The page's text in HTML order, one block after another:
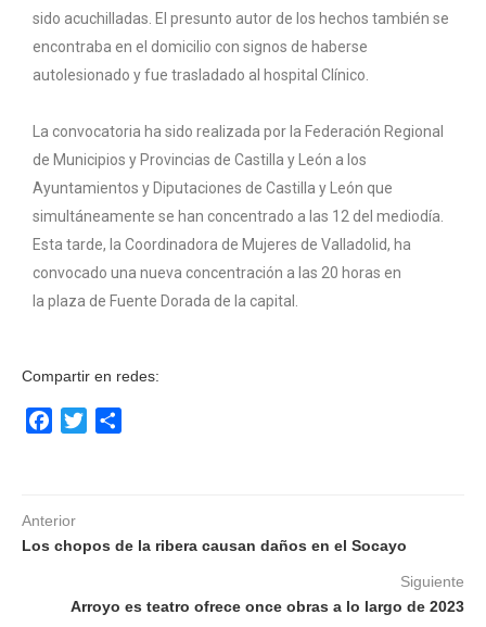
sido acuchilladas. El presunto autor de los hechos también se
encontraba en el domicilio con signos de haberse
autolesionado y fue trasladado al hospital Clínico.
La convocatoria ha sido realizada por la Federación Regional
de Municipios y Provincias de Castilla y León a los
Ayuntamientos y Diputaciones de Castilla y León que
simultáneamente se han concentrado a las 12 del mediodía.
Esta tarde, la Coordinadora de Mujeres de Valladolid, ha
convocado una nueva concentración a las 20 horas en
la plaza de Fuente Dorada de la capital.
Compartir en redes:
Facebook
Twitter
Anterior
Los chopos de la ribera causan daños en el Socayo
Siguiente
Arroyo es teatro ofrece once obras a lo largo de 2023